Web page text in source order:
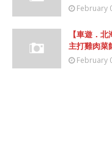
February
【車遊．
主打雞肉菜
February